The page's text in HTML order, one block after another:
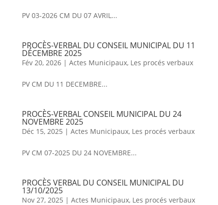
PV 03-2026 CM DU 07 AVRIL...
PROCÈS-VERBAL DU CONSEIL MUNICIPAL DU 11
DÉCEMBRE 2025
Fév 20, 2026| Actes Municipaux, Les procés verbaux
PV CM DU 11 DECEMBRE...
PROCÈS-VERBAL CONSEIL MUNICIPAL DU 24
NOVEMBRE 2025
Déc 15, 2025 | Actes Municipaux, Les procés verbaux
PV CM 07-2025 DU 24 NOVEMBRE...
PROCÈS VERBAL DU CONSEIL MUNICIPAL DU
13/10/2025
Nov 27, 2025 | Actes Municipaux, Les procés verbaux